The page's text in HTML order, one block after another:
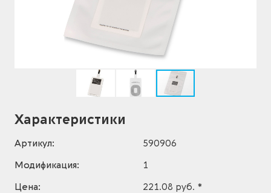
Характеристики
Артикул:
590906
Модификация:
1
Цена:
221.08 руб. *